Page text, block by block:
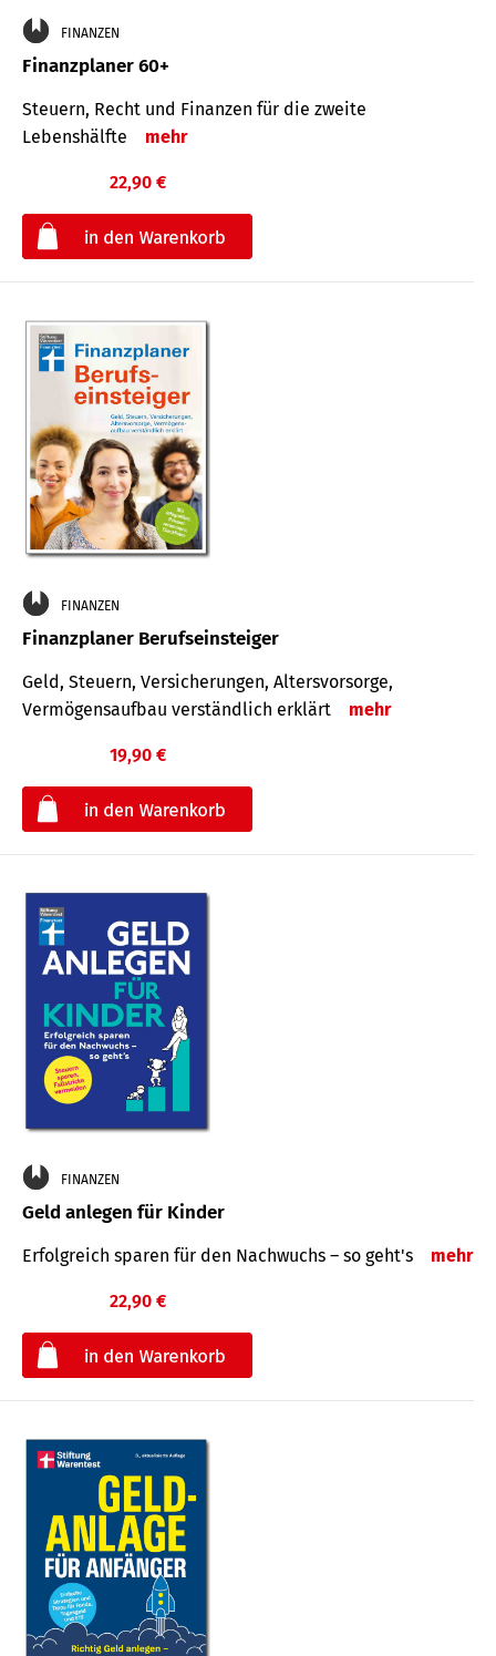
FINANZEN
Finanzplaner 60+
Steuern, Recht und Finanzen für die zweite
Lebenshälfte
mehr
22,90 €
FINANZEN
Finanzplaner Berufseinsteiger
Geld, Steuern, Versicherungen, Altersvorsorge,
Vermögensaufbau verständlich erklärt
mehr
19,90 €
FINANZEN
Geld anlegen für Kinder
Erfolgreich sparen für den Nachwuchs – so geht's mehr
22,90 €